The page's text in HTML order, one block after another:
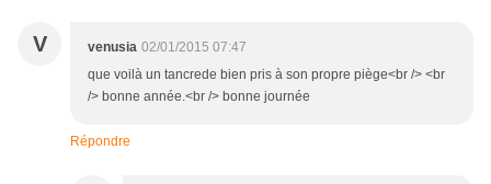
V venusia 02/01/2015 07:47
que voilà un tancrede bien pris à son propre piège<br /> <br
/> bonne année.<br /> bonne journée
Répondre